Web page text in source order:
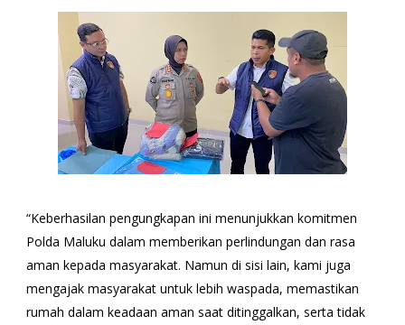
“Keberhasilan pengungkapan ini menunjukkan komitmen
Polda Maluku dalam memberikan perlindungan dan rasa
aman kepada masyarakat. Namun di sisi lain, kami juga
mengajak masyarakat untuk lebih waspada, memastikan
rumah dalam keadaan aman saat ditinggalkan, serta tidak